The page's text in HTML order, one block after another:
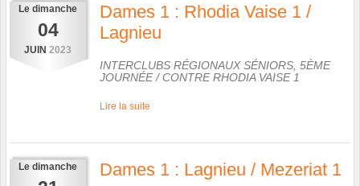
Le dimanche
04
JUIN 2023
Dames 1 : Rhodia Vaise 1 /
Lagnieu
INTERCLUBS RÉGIONAUX SÉNIORS, 5ÈME
JOURNÉE/ CONTRERHODIA VAISE 1
Lire la suite
Le dimanche Dames 1 : Lagnieu / Mezeriat 1